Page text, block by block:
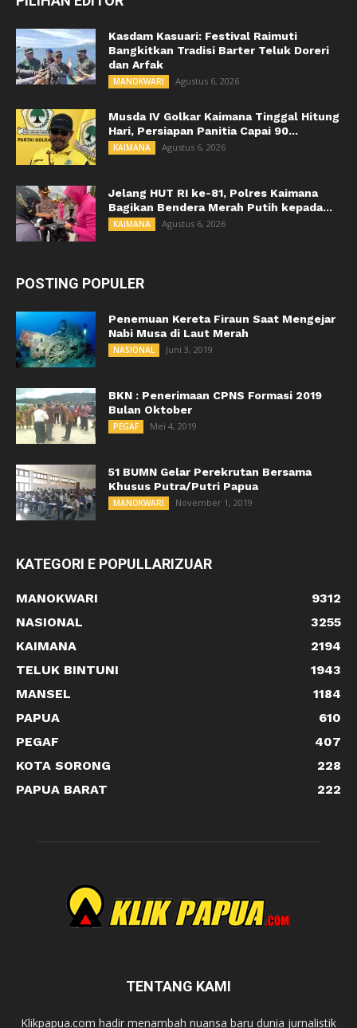
Kasdam Kasuari: Festival Raimuti
Bangkitkan Tradisi Barter Teluk Doreri
dan Arfak
MANOKWARI Agustus 6, 2026
Musda IV Golkar Kaimana Tinggal Hitung
Hari, Persiapan Panitia Capai 90...
KAIMANA Agustus 6, 2026
Jelang HUT RI ke-81, Polres Kaimana
Bagikan Bendera Merah Putih kepada...
KAIMANA Agustus 6, 2026
POSTING POPULER
Penemuan Kereta Firaun Saat Mengejar
Nabi Musa di Laut Merah
NASIONAL Juni 3, 2019
BKN : Penerimaan CPNS Formasi 2019
Bulan Oktober
PEGAF Mei 4, 2019
51 BUMN Gelar Perekrutan Bersama
Khusus Putra/Putri Papua
MANOKWARI November 1, 2019
KATEGORI E POPULLARIZUAR
MANOKWARI
9312
NASIONAL
3255
KAIMANA
2194
TELUK BINTUNI
1943
MANSEL
1184
PAPUA
610
PEGAF
407
KOTA SORONG
228
PAPUA BARAT
222
TENTANG KAMI
Klikpapua.com hadir menambah nuansa baru dunia jurnalistik